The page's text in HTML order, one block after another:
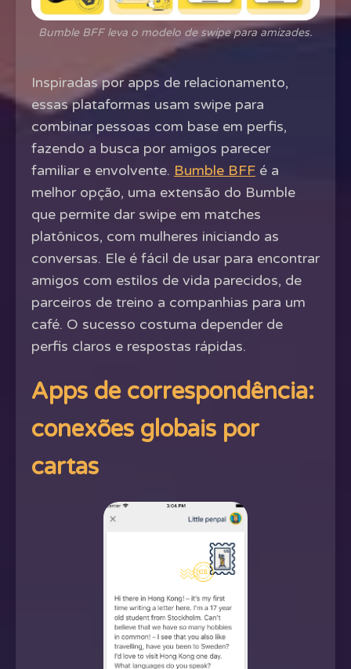
Bumble BFF leva o modelo de swipe para amizades.
Inspiradas por apps de relacionamento,
essas plataformas usam swipe para
combinar pessoas com base em perfis,
fazendo a busca por amigos parecer
familiar e envolvente. Bumble BFF é a
melhor opção, uma extensão do Bumble
que permite dar swipe em matches
platônicos, com mulheres iniciando as
conversas. Ele é fácil de usar para encontrar
amigos com estilos de vida parecidos, de
parceiros de treino a companhias para um
café. O sucesso costuma depender de
perfis claros e respostas rápidas.
Apps de correspondência:
conexões globais por
cartas